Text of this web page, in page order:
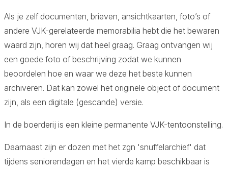
Als je zelf documenten, brieven, ansichtkaarten, foto’s of
andere VJK-gerelateerde memorabilia hebt die het bewaren
waard zijn, horen wij dat heel graag. Graag ontvangen wij
een goede foto of beschrijving zodat we kunnen
beoordelen hoe en waar we deze het beste kunnen
archiveren. Dat kan zowel het originele object of document
zijn, als een digitale (gescande) versie.
Aa
In de boerderij is een kleine permanente VJK-tentoonstelling.
Daarnaast zijn er dozen met het zgn 'snuffelarchief' dat
tijdens seniorendagen en het vierde kamp beschikbaar is